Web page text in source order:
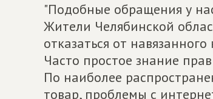
"Подобные обращения у
Жители Челябинской
отказаться от
Часто простое знание
По наиболее
товар, проблемы с